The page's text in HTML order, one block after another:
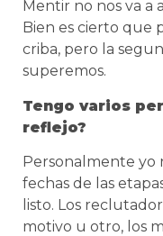
Mentir no nos va a
Bien es cierto que
criba, pero la
superemos.
Tengo varios
reflejo?
Personalmente yo
fechas de las
listo. Los
motivo u otro, los